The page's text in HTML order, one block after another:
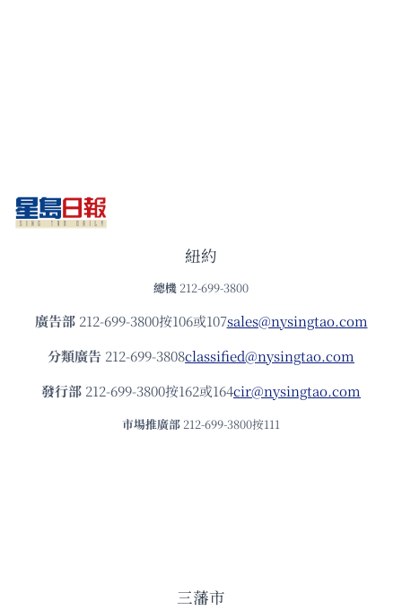
紐約
總機 212-699-3800
廣告部212-699-3800按106或107sales@nysingtao.com
分類廣告 212-699-3808classified@nysingtao.com
發⾏部 212-699-3800按162或164cir@nysingtao.com
市場推廣部 212-699-3800按111
三藩市